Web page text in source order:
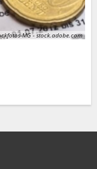
MG - stock.adobe.com